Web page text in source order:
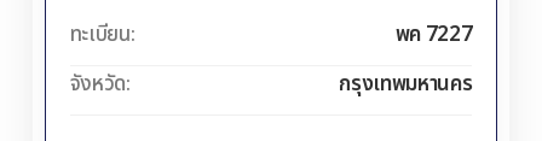
ทะเบียน:
พค 7227
จังหวัด:
กรุงเทพมหานคร